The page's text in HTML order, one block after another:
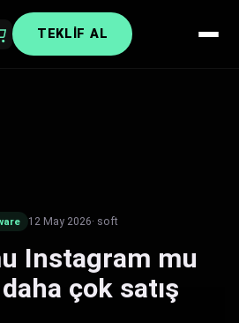
TEKLIF AL
12 May 2026· soft
Instagram mu
çok satış